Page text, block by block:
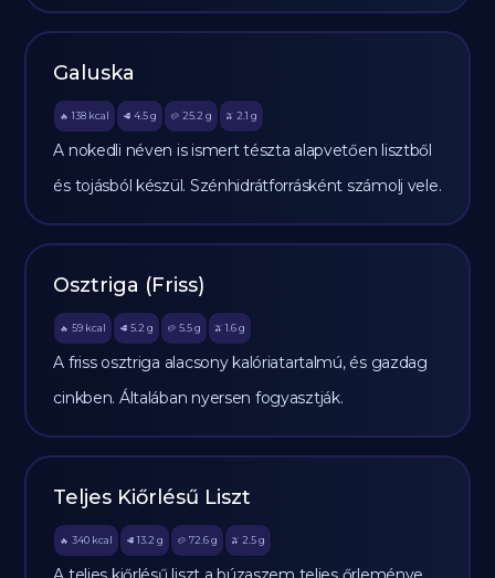
Galuska
🔥 138 kcal 🥩 4.5 g 🥔 25.2 g 🫒 2.1 g
A nokedli néven is ismert tészta alapvetően lisztből
és tojásból készül. Szénhidrátforrásként számolj vele.
Osztriga (Friss)
🔥 59 kcal 🥩 5.2 g 🥔 5.5g 🫒 1.6 g
A friss osztriga alacsony kalóriatartalmú, és gazdag
cinkben. Általában nyersen fogyasztják.
Teljes Kiőrlésű Liszt
🔥 340 kcal 🥩 13.2 g 🥔 72.6g 🫒 2.5 g